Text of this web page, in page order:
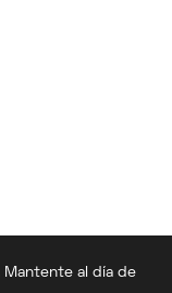
Mantente al día de